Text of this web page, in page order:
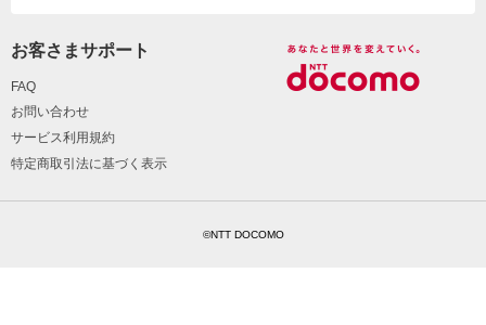
お客さまサポート
FAQ
お問い合わせ
サービス利用規約
特定商取引法に基づく表示
©NTT DOCOMO